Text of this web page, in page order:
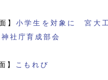
】小学生を対象に 宮大
社庁育成部会
】 こもれび